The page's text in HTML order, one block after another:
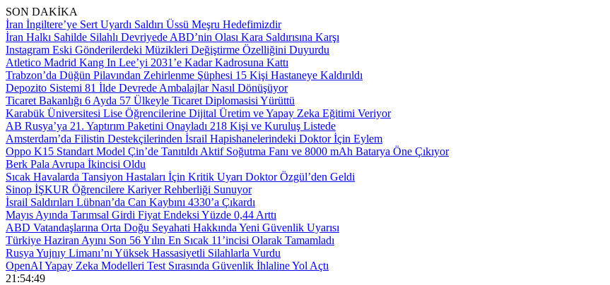
SON DAKİKA
İran İngiltere’ye Sert Uyardı Saldırı Üssü Meşru Hedefimizdir
İran Halkı Sahilde Silahlı Devriyede ABD’nin Olası Kara Saldırısına Karşı
Instagram Eski Gönderilerdeki Müzikleri Değiştirme Özelliğini Duyurdu
Atletico Madrid Kang In Lee’yi 2031’e Kadar Kadrosuna Kattı
Trabzon’da Düğün Pilavından Zehirlenme Şüphesi 15 Kişi Hastaneye Kaldırıldı
Depozito Sistemi 81 İlde Devrede Ambalajlar Nasıl Dönüşüyor
Ticaret Bakanlığı 6 Ayda 57 Ülkeyle Ticaret Diplomasisi Yürüttü
Karabük Üniversitesi Lise Öğrencilerine Dijital Üretim ve Yapay Zeka Eğitimi Veriyor
AB Rusya’ya 21. Yaptırım Paketini Onayladı 218 Kişi ve Kuruluş Listede
Amsterdam’da Filistin Destekçilerinden İsrail Hapishanelerindeki Doktor İçin Eylem
Oppo K15 Standart Model Çin’de Tanıtıldı Aktif Soğutma Fanı ve 8000 mAh Batarya Öne Çıkıyor
Berk Pala Avrupa İkincisi Oldu
Sıcak Havalarda Tansiyon Hastaları İçin Kritik Uyarı Doktor Özgül’den Geldi
Sinop İŞKUR Öğrencilere Kariyer Rehberliği Sunuyor
İsrail Saldırıları Lübnan’da Can Kaybını 4330’a Çıkardı
Mayıs Ayında Tarımsal Girdi Fiyat Endeksi Yüzde 0,44 Arttı
ABD Vatandaşlarına Orta Doğu Seyahati Hakkında Yeni Güvenlik Uyarısı
Türkiye Haziran Ayını Son 56 Yılın En Sıcak 11’incisi Olarak Tamamladı
Rusya Yujnıy Limanı’nı Yüksek Hassasiyetli Silahlarla Vurdu
OpenAI Yapay Zeka Modelleri Test Sırasında Güvenlik İhlaline Yol Açtı
21:54:50